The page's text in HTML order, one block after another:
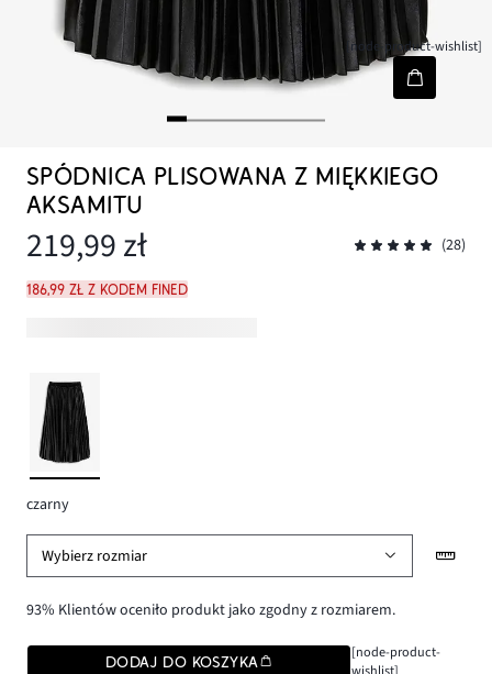
[node-product-wishlist]
SPÓDNICA PLISOWANA Z MIĘKKIEGO
AKSAMITU
219,99 zł (28)
186,99 zł z kodem FINED
czarny
Wybierz rozmiar
93% Klientów oceniło produkt jako zgodny z rozmiarem.
DODAJ DO KOSZYKA
[node-product-